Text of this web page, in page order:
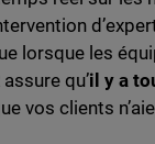
lorsque les
qu’il y a
vos clients